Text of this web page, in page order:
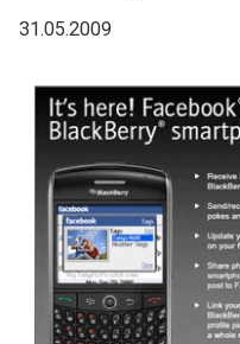
31.05.2009